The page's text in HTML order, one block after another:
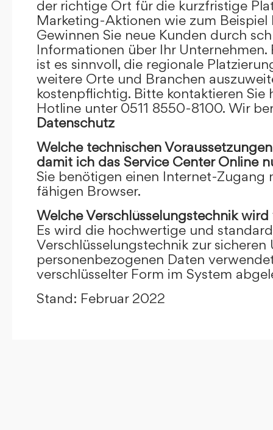
der richtige Ort für die kurzfristige
Marketing-Aktionen wie zum Beispiel
Gewinnen Sie neue Kunden durch
Informationen über Ihr Unternehmen.
ist es sinnvoll, die regionale
weitere Orte und Branchen
kostenpflichtig. Bitte kontaktieren Sie
Hotline unter 0511 8550-8100. Wir
Datenschutz
Welche technischen
damit ich das Service Center Online
Sie benötigen einen Internet-Zugang
fähigen Browser.
Welche Verschlüsselungstechnik
Es wird die hochwertige und
Verschlüsselungstechnik zur
personenbezogenen Daten
verschlüsselter Form im System
Stand: Februar 2022